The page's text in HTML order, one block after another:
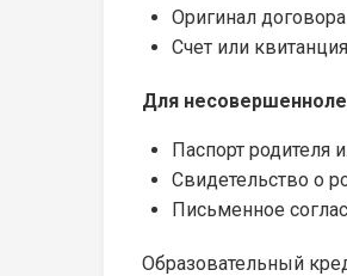
Оригинал
Счет или
Для
Паспорт родителя
Свидетельство о
Письменное
Образовательный